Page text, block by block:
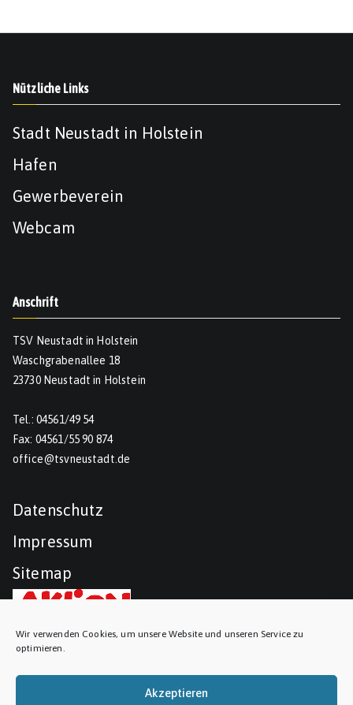
Wir verwenden Cookies, um unsere Website und unseren Service zu
optimieren.
Akzeptieren
Nützliche Links
Stadt Neustadt in Holstein
Hafen
Gewerbeverein
Webcam
Anschrift
TSV Neustadt in Holstein
Waschgrabenallee 18
23730 Neustadt in Holstein
Tel.: 04561/49 54
Fax: 04561/55 90 874
office@tsvneustadt.de
Datenschutz
Impressum
Sitemap